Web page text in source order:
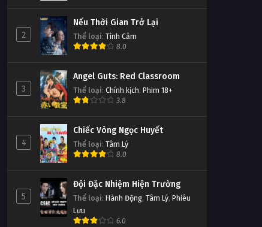
Ngọc Cơ Thư Tập 1
Tập 1
2
Nếu Thời Gian Trở Lại
Thể loại: Tình Cảm
8.0
3
Angel Guts: Red Classroom
Thể loại: Chính kịch, Phim 18+
3.8
4
Chiếc Vòng Ngọc Huyết
Thể loại: Tâm Lý
8.0
5
Đội Đặc Nhiệm Hiện Trường
Thể loại: Hành Động, Tâm Lý, Phiêu
Lưu
6.0